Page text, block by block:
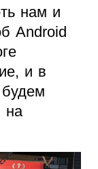
нам и
Android
и в
на